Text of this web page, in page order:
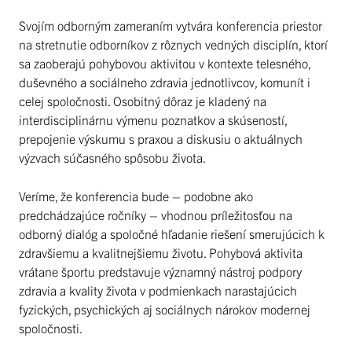
Svojím odborným zameraním vytvára konferencia priestor
na stretnutie odborníkov z rôznych vedných disciplín, ktorí
sa zaoberajú pohybovou aktivitou v kontexte telesného,
duševného a sociálneho zdravia jednotlivcov, komunít i
celej spoločnosti. Osobitný dôraz je kladený na
interdisciplinárnu výmenu poznatkov a skúseností,
prepojenie výskumu s praxou a diskusiu o aktuálnych
výzvach súčasného spôsobu života.
Veríme, že konferencia bude – podobne ako
predchádzajúce ročníky – vhodnou príležitosťou na
odborný dialóg a spoločné hľadanie riešení smerujúcich k
zdravšiemu a kvalitnejšiemu životu. Pohybová aktivita
vrátane športu predstavuje významný nástroj podpory
zdravia a kvality života v podmienkach narastajúcich
fyzických, psychických aj sociálnych nárokov modernej
spoločnosti.